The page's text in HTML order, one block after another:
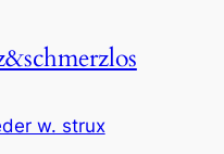
w. strux